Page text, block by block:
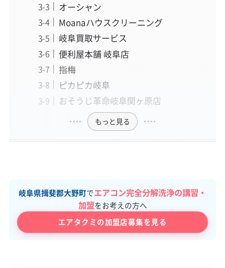
オーシャン
Moanaハウスクリーニング
岐阜買取サービス
便利屋本舗 岐阜店
指梅
ピカピカ岐阜
おそうじ革命岐阜関ヶ原店
もっと見る
岐阜県揖斐郡大野町でエアコン完全分解洗浄の講習・
加盟をお考えの方へ
エアタクミの加盟店募集を見る